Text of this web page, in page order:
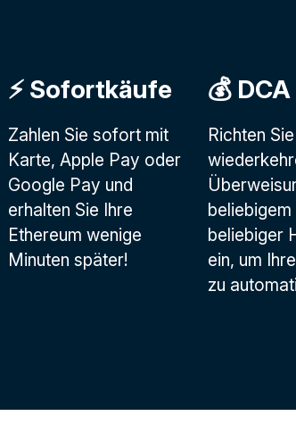
⚡️ Sofortkäufe
Zahlen Sie sofort mit
Karte, Apple Pay oder
Google Pay und
erhalten Sie Ihre
Ethereum wenige
Minuten später!
💰 DCA
Richten Sie
beliebiger
ein, um
zu